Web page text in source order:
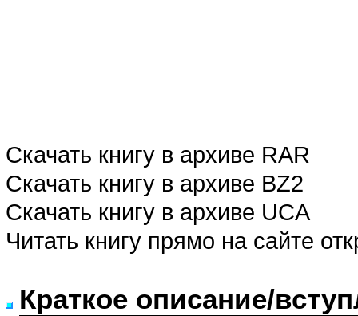
Скачать книгу в архиве RAR
Скачать книгу в архиве BZ2
Скачать книгу в архиве UCA
Читать книгу прямо на сайте
Краткое описание/